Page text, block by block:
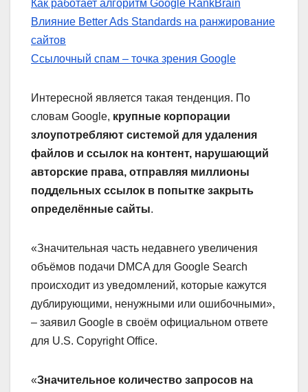
Как работает алгоритм Google RankBrain
Влияние Better Ads Standards на ранжирование
сайтов
Ссылочный спам – точка зрения Google
Интересной является такая тенденция. По
словам Google, крупные корпорации
злоупотребляют системой для удаления
файлов и ссылок на контент, нарушающий
авторские права, отправляя миллионы
поддельных ссылок в попытке закрыть
определённые сайты.
«Значительная часть недавнего увеличения
объёмов подачи DMCA для Google Search
происходит из уведомлений, которые кажутся
дублирующими, ненужными или ошибочными»,
– заявил Google в своём официальном ответе
для U.S. Copyright Office.
«Значительное количество запросов на